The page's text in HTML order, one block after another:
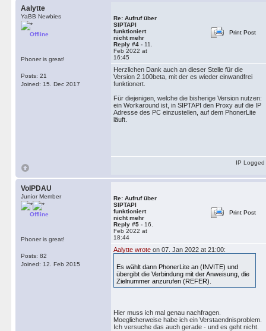
Aalytte
YaBB Newbies
Offline
Phoner is great!
Posts: 21
Joined: 15. Dec 2017
Re: Aufruf über
SIPTAPI
funktioniert
nicht mehr
Reply #4 - 11.
Feb 2022 at
16:45
Print Post
Herzlichen Dank auch an dieser Stelle für die
Version 2.100beta, mit der es wieder einwandfrei
funktionert.
Für diejenigen, welche die bisherige Version nutzen:
ein Workaround ist, in SIPTAPI den Proxy auf die IP
Adresse des PC einzustellen, auf dem PhonerLite
läuft.
IP Logged
VoIPDAU
Junior Member
Offline
Phoner is great!
Posts: 82
Joined: 12. Feb 2015
Re: Aufruf über
SIPTAPI
funktioniert
nicht mehr
Reply #5 - 16.
Feb 2022 at
18:44
Print Post
Aalytte wrote on 07. Jan 2022 at 21:00:
Es wählt dann PhonerLite an (INVITE) und
übergibt die Verbindung mit der Anweisung, die
Zielnummer anzurufen (REFER).
Hier muss ich mal genau nachfragen.
Moeglicherweise habe ich ein Verstaendnisproblem.
Ich versuche das auch gerade - und es geht nicht.